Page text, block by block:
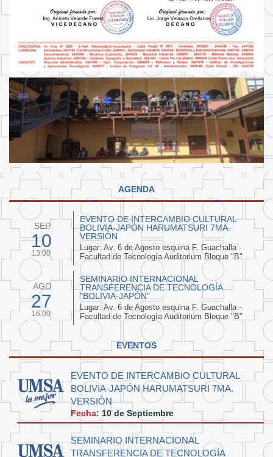
AGENDA
SEP
10
13:00
EVENTO DE INTERCAMBIO CULTURAL
BOLIVIA-JAPÓN HARUMATSURI 7MA.
VERSIÓN
Lugar: Av. 6 de Agosto esquina F. Guachalla -
Facultad de Tecnología Auditorium Bloque "B"
AGO
27
16:00
SEMINARIO INTERNACIONAL
TRANSFERENCIA DE TECNOLOGÍA
"BOLIVIA-JAPÓN"
Lugar: Av. 6 de Agosto esquina F. Guachalla -
Facultad de Tecnología Auditorium Bloque "B"
EVENTOS
EVENTO DE INTERCAMBIO CULTURAL
BOLIVIA-JAPÓN HARUMATSURI 7MA.
VERSIÓN
Fecha: 10 de Septiembre
SEMINARIO INTERNACIONAL
TRANSFERENCIA DE TECNOLOGÍA